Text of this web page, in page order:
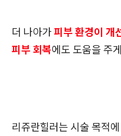
더 나아가피부 환경이 개
피부 회복에도 도움을 주
리쥬란힐러는 시술 목적